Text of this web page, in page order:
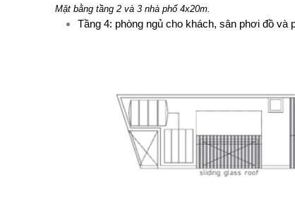
Mặt bằng tầng 2 và 3 nhà phố 4x20m.
Tầng 4: phòng ngủ cho khách, sân phơi đồ và